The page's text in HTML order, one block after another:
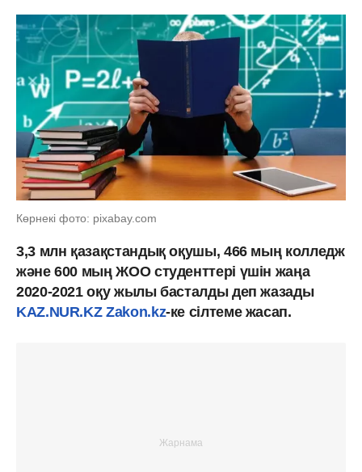
Көрнекі фото: pixabay.com
3,3 млн қазақстандық оқушы, 466 мың колледж
және 600 мың ЖОО студенттері үшін жаңа
2020-2021 оқу жылы басталды деп жазады
KAZ.NUR.KZ Zakon.kz-ке сілтеме жасап.